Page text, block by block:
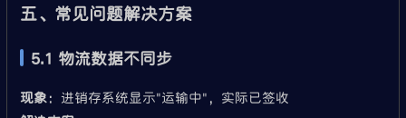
五、常见问题解决方案
5.1 物流数据不同步
现象 ：进销存系统显示"运输中"，实际已签收